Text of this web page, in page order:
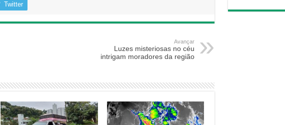
Twitter
Avançar
Luzes misteriosas no céu
intrigam moradores da região